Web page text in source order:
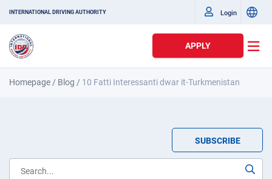
INTERNATIONAL DRIVING AUTHORITY Login
APPLY
Homepage / Blog / 10 Fatti Interessanti dwar it-Turkmenistan
SUBSCRIBE